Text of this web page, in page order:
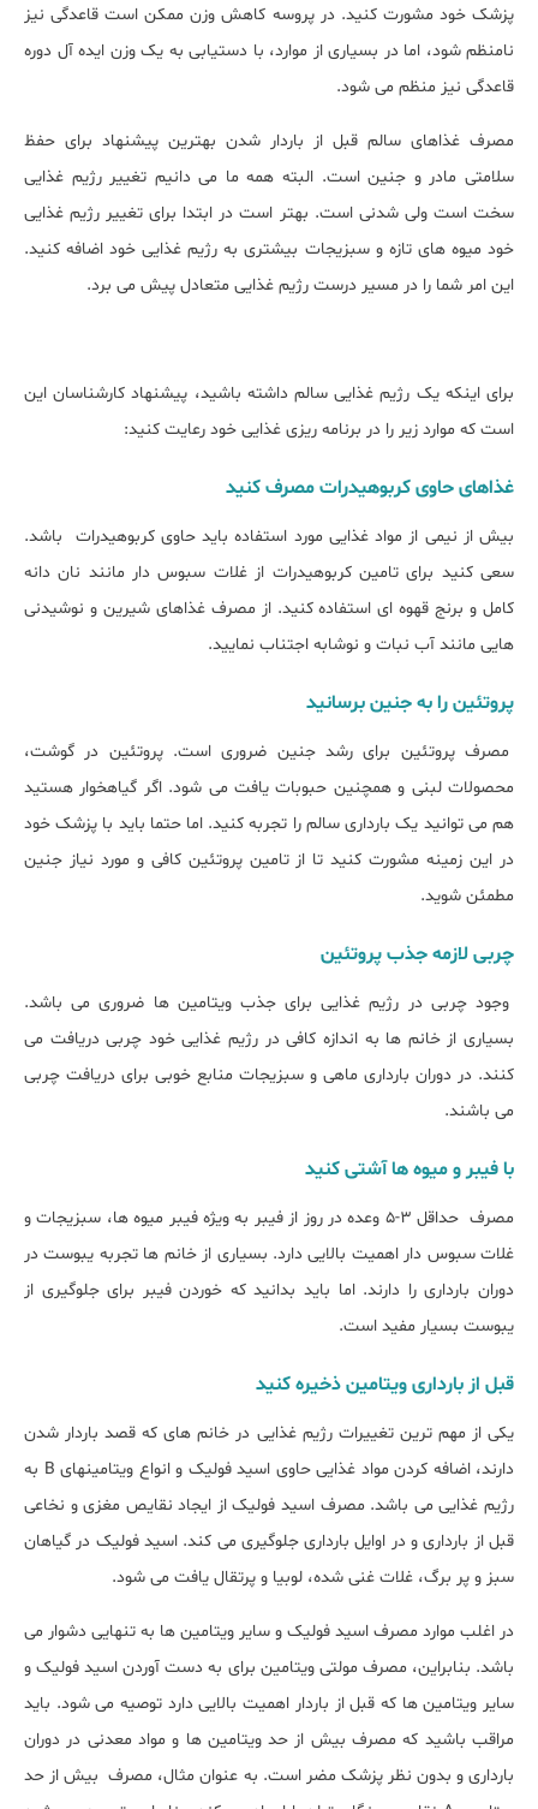
پزشک خود مشورت کنید. در پروسه کاهش وزن ممکن است قاعدگی نیز
نامنظم شود، اما در بسیاری از موارد، با دستیابی به یک وزن ایده آل دوره
قاعدگی نیز منظم می شود.
مصرف غذاهای سالم قبل از باردار شدن بهترین پیشنهاد برای حفظ
سلامتی مادر و جنین است. البته همه ما می دانیم تغییر رژیم غذایی
سخت است ولی شدنی است. بهتر است در ابتدا برای تغییر رژیم غذایی
خود میوه های تازه و سبزیجات بیشتری به رژیم غذایی خود اضافه کنید.
این امر شما را در مسیر درست رژیم غذایی متعادل پیش می برد.
برای اینکه یک رژیم غذایی سالم داشته باشید، پیشنهاد کارشناسان این
است که موارد زیر را در برنامه ریزی غذایی خود رعایت کنید:
غذاهای حاوی کربوهیدرات مصرف کنید
بیش از نیمی از مواد غذایی مورد استفاده باید حاوی کربوهیدرات باشد.
سعی کنید برای تامین کربوهیدرات از غلات سبوس دار مانند نان دانه
کامل و برنج قهوه ای استفاده کنید. از مصرف غذاهای شیرین و نوشیدنی
هایی مانند آب نبات و نوشابه اجتناب نمایید.
پروتئين را به جنین برسانید
مصرف پروتئین برای رشد جنین ضروری است. پروتئین در گوشت،
محصولات لبنی و همچنین حبوبات یافت می شود. اگر گیاهخوار هستید
هم می توانید یک بارداری سالم را تجربه کنید. اما حتما باید با پزشک خود
در این زمینه مشورت کنید تا از تامین پروتئین کافی و مورد نیاز جنین
مطمئن شوید.
چربی لازمه جذب پروتئین
وجود چربی در رژیم غذایی برای جذب ویتامین ها ضروری می باشد.
بسیاری از خانم ها به اندازه کافی در رژیم غذایی خود چربی دریافت می
کنند. در دوران بارداری ماهی و سبزیجات منابع خوبی برای دریافت چربی
می باشند.
با فیبر و میوه ها آشتی کنید
مصرف حداقل 3-5 وعده در روز از فیبر به ویژه فیبر میوه ها، سبزیجات و
غلات سبوس دار اهمیت بالایی دارد. بسیاری از خانم ها تجربه یبوست در
دوران بارداری را دارند. اما باید بدانید که خوردن فیبر برای جلوگیری از
یبوست بسیار مفید است.
قبل از بارداری ویتامین ذخیره کنید
یکی از مهم ترین تغییرات رژیم غذایی در خانم های که قصد باردار شدن
دارند، اضافه کردن مواد غذایی حاوی اسید فولیک و انواع ویتامینهای B به
رژیم غذایی می باشد. مصرف اسید فولیک از ایجاد نقایص مغزی و نخاعی
قبل از بارداری و در اوایل بارداری جلوگیری می کند. اسید فولیک در گیاهان
سبز و پر برگ، غلات غنی شده، لوبیا و پرتقال یافت می شود.
در اغلب موارد مصرف اسید فولیک و سایر ویتامین ها به تنهایی دشوار می
باشد. بنابراین، مصرف مولتی ویتامین برای به دست آوردن اسید فولیک و
سایر ویتامین ها که قبل از باردار اهمیت بالایی دارد توصیه می شود. باید
مراقب باشید که مصرف بیش از حد ویتامین ها و مواد معدنی در دوران
بارداری و بدون نظر پزشک مضر است. به عنوان مثال، مصرف بیش از حد